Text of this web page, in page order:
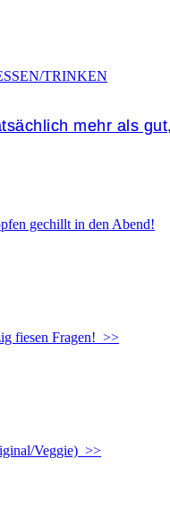
TRINKEN
mehr als
gechillt in den Abend!
fiesen Fragen! >>
Veggie) >>